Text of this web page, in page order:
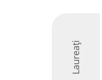
Laureați